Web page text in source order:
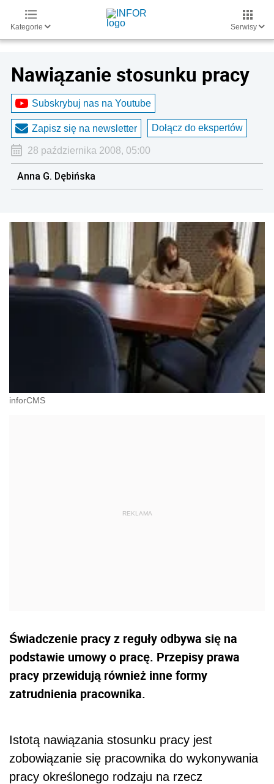
Kategorie Serwisy
Nawiązanie stosunku pracy
Subskrybuj nas na Youtube
Zapisz się na newsletter Dołącz do ekspertów
28 października 2008, 05:00
Anna G. Dębińska
inforCMS
Świadczenie pracy z reguły odbywa się na
podstawie umowy o pracę. Przepisy prawa
pracy przewidują również inne formy
zatrudnienia pracownika.
Istotą nawiązania stosunku pracy jest
zobowiązanie się pracownika do wykonywania
pracy określonego rodzaju na rzecz